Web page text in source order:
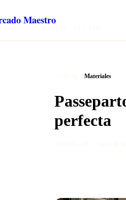
Maestro
Materiales
perfecta